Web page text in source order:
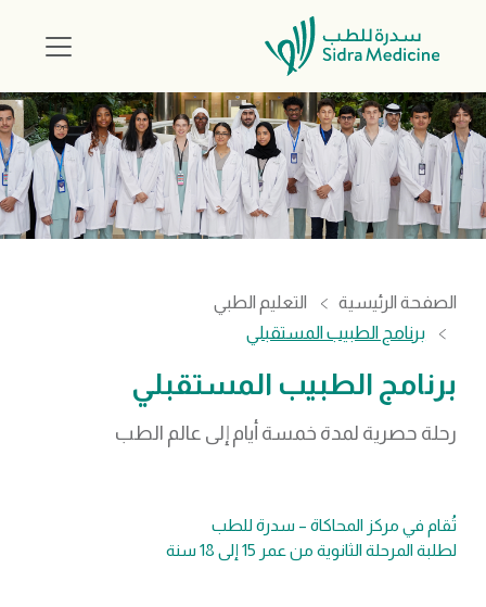
الصفحة الرئيسية
التعليم الطبي
برنامج الطبيب المستقبلي
برنامج الطبيب المستقبلي
رحلة حصرية لمدة خمسة أيام إلى عالم الطب
تُقام في مركز المحاكاة – سدرة للطب
لطلبة المرحلة الثانوية من عمر 15 إلى 18 سنة